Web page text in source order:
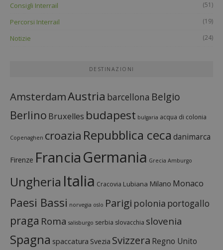
Consigli Interrail (51)
Percorsi Interrail (19)
Notizie (24)
DESTINAZIONI
AmsterdamAustria barcellona Belgio
Berlino Bruxelles budapest bulgaria acqua di colonia
Copenaghen croazia Repubblica ceca danimarca
Firenze FranciaGermania Grecia Amburgo
Ungheria Italia Cracovia Lubiana Milano Monaco
Paesi Bassi norvegia oslo Parigi polonia portogallo
praga Roma salisburgo serbia slovacchia slovenia
Spagna spaccatura Svezia Svizzera Regno Unito